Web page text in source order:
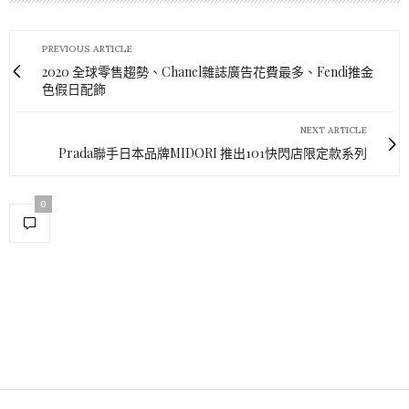
PREVIOUS ARTICLE
2020 全球零售趨勢、Chanel雜誌廣告花費最多、Fendi推金
色假日配飾
NEXT ARTICLE
Prada聯手日本品牌MIDORI 推出101快閃店限定款系列
0